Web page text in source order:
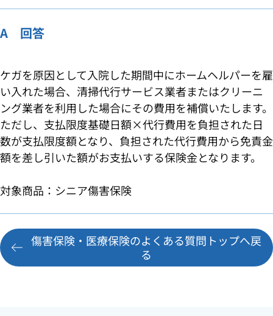
A 回答
ケガを原因として入院した期間中にホームヘルパーを雇
い入れた場合、清掃代行サービス業者またはクリーニ
ング業者を利用した場合にその費用を補償いたします。
ただし、支払限度基礎日額×代行費用を負担された日
数が支払限度額となり、負担された代行費用から免責金
額を差し引いた額がお支払いする保険金となります。
対象商品：シニア傷害保険
傷害保険・医療保険のよくある質問トップへ戻
る